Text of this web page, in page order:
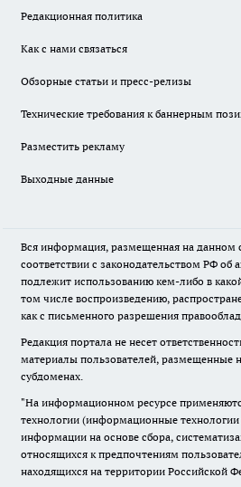
Редакционная политика
Как с нами связаться
Обзорные статьи и пресс-релизы
Технические требования к баннерным
Разместить рекламу
Выходные данные
Вся информация, размещенная на данном
соответствии с законодательством РФ об
подлежит использованию кем-либо в
том числе воспроизведению,
как с письменного разрешения
Редакция портала не несет
материалы пользователей, размещенные
субдоменах.
"На информационном ресурсе
технологии (информационные технологии
информации на основе сбора,
относящихся к предпочтениям
находящихся на территории Российской